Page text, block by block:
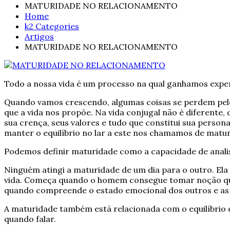
MATURIDADE NO RELACIONAMENTO
Home
k2 Categories
Artigos
MATURIDADE NO RELACIONAMENTO
Todo a nossa vida é um processo na qual ganhamos
Quando vamos crescendo, algumas coisas se perdem
que a vida nos propõe. Na vida conjugal não é
sua crença, seus valores e tudo que constitui sua
manter o equilíbrio no lar a este nos chamamos de
Podemos definir maturidade como a capacidade de
Ninguém atingi a maturidade de um dia para o outro.
vida. Começa quando o homem consegue tomar noção
quando compreende o estado emocional dos outros e
A maturidade também está relacionada com o
quando falar.